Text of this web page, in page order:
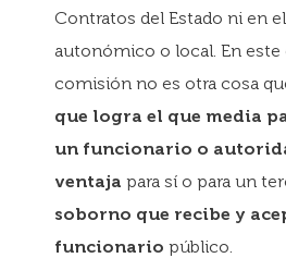
Contratos del Estado ni en
autonómico o local. En
comisión no es otra cosa
que logra el que media
un funcionario o
ventaja para sí o para un
soborno que recibe y
funcionario público.